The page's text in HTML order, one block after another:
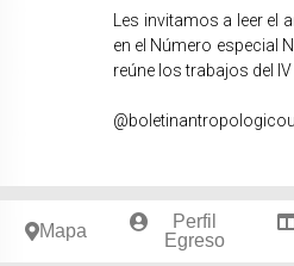
Les invitamos a leer el
en el Número especial
reúne los trabajos del
Mapa
Perfil
Egreso